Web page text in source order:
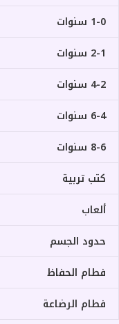
1-0 سنوات
2-1 سنوات
4-2 سنوات
6-4 سنوات
8-6 سنوات
كتب تربية
ألعاب
حدود الجسم
فطام الحفاظ
فطام الرضاعة